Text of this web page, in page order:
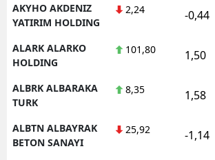
AKYHO AKDENIZ
YATIRIM HOLDING
2,24 -0,44
ALARK ALARKO
HOLDING
101,80 1,50
ALBRK ALBARAKA
TURK
8,35 1,58
ALBTN ALBAYRAK
BETON SANAYI
25,92 -1,14